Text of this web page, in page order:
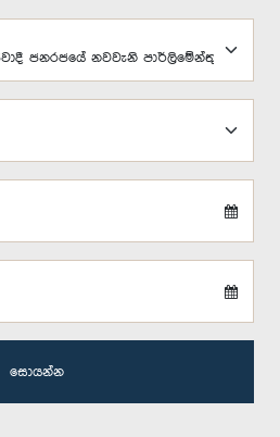
සොයන්න